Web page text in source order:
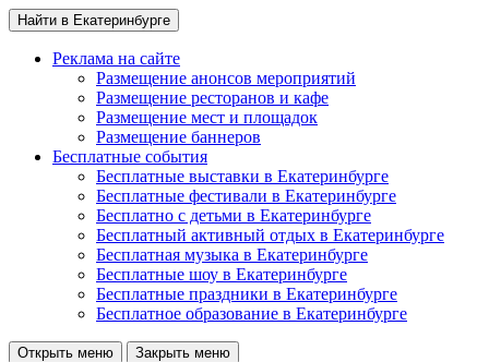
Найти в Екатеринбурге
Реклама на сайте
Размещение анонсов мероприятий
Размещение ресторанов и кафе
Размещение мест и площадок
Размещение баннеров
Бесплатные события
Бесплатные выставки в Екатеринбурге
Бесплатные фестивали в Екатеринбурге
Бесплатно с детьми в Екатеринбурге
Бесплатный активный отдых в Екатеринбурге
Бесплатная музыка в Екатеринбурге
Бесплатные шоу в Екатеринбурге
Бесплатные праздники в Екатеринбурге
Бесплатное образование в Екатеринбурге
Открыть меню Закрыть меню